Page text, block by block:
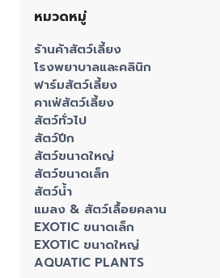
หมวดหมู่
ร้านค้าสัตว์เลี้ยง
โรงพยาบาลและคลินิก
ฟาร์มสัตว์เลี้ยง
คาเฟ่สัตว์เลี้ยง
สัตว์ทั่วไป
สัตว์ปีก
สัตว์ขนาดใหญ่
สัตว์ขนาดเล็ก
สัตว์น้ำ
แมลง & สัตว์เลื้อยคลาน
EXOTIC ขนาดเล็ก
EXOTIC ขนาดใหญ่
AQUATIC PLANTS